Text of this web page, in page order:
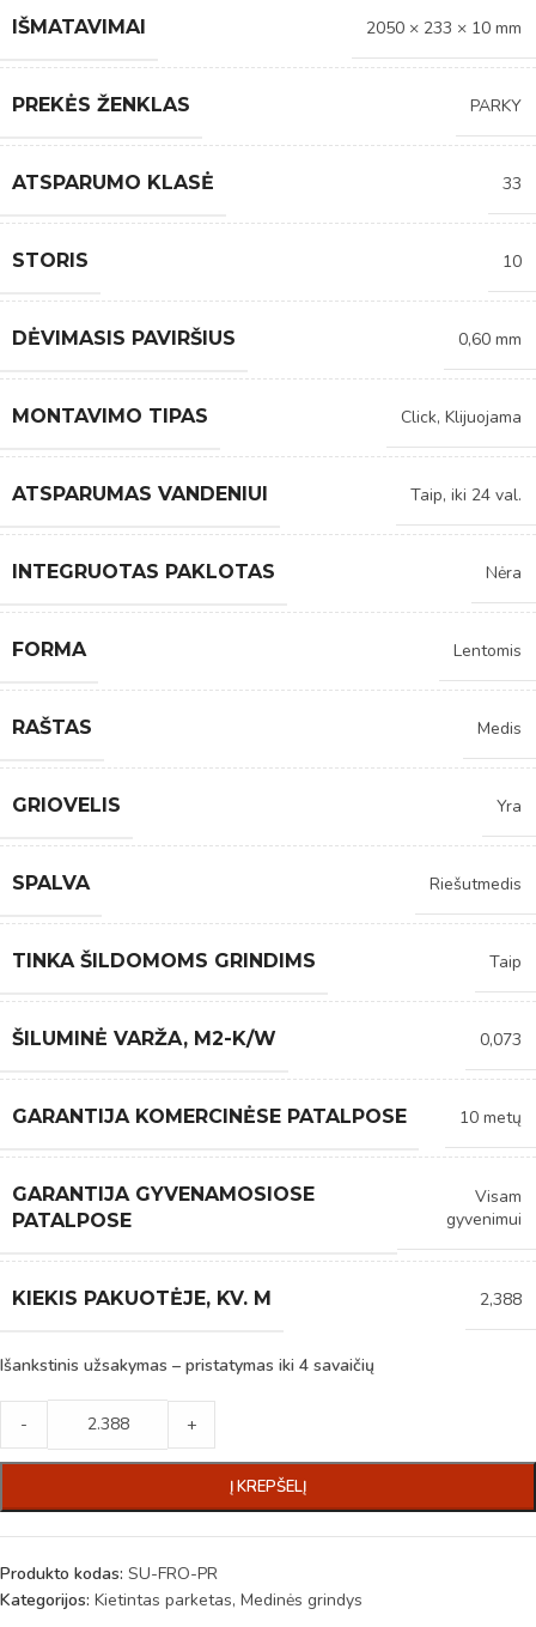
IŠMATAVIMAI 2050 × 233 × 10 mm
PREKĖS ŽENKLAS PARKY
ATSPARUMO KLASĖ 33
STORIS 10
DĖVIMASIS PAVIRŠIUS 0,60 mm
MONTAVIMO TIPAS Click, Klijuojama
ATSPARUMAS VANDENIUI Taip, iki 24 val.
INTEGRUOTAS PAKLOTAS Nėra
FORMA Lentomis
RAŠTAS Medis
GRIOVELIS Yra
SPALVA Riešutmedis
TINKA ŠILDOMOMS GRINDIMS Taip
ŠILUMINĖ VARŽA, M2-K/W 0,073
GARANTIJA KOMERCINĖSE PATALPOSE 10 metų
GARANTIJA GYVENAMOSIOSE
PATALPOSE
Visam
gyvenimui
KIEKIS PAKUOTĖJE, KV. M 2,388
Išankstinis užsakymas – pristatymas iki 4 savaičių
- +
Į KREPŠELĮ
Produkto kodas: SU-FRO-PR
Kategorijos: Kietintas parketas, Medinės grindys